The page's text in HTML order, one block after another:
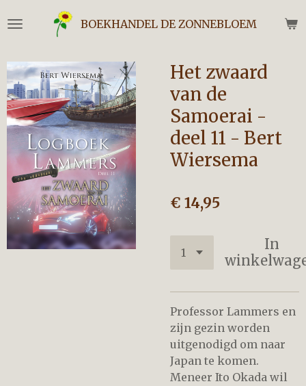
direct
de
hoofdinhoud
BOEKHANDEL DE ZONNEBLOEM
Het zwaard
van de
Samoerai -
deel 11 - Bert
Wiersema
€ 14,95
In
Professor Lammers en
zijn gezin worden
uitgenodigd om naar
Japan te komen.
Meneer Ito Okada wil